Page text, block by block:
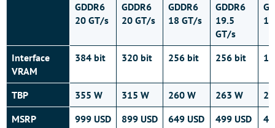
GDDR6
20 GT/s
GDDR6
20 GT/s
GDDR6
18 GT/s
GDDR6
19.5
GT/s
Interface
VRAM
384 bit 320 bit 256 bit 256 bit
TBP 355 W 315 W 260 W 263 W
MSRP
999 USD 899 USD 649 USD 499 USD